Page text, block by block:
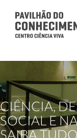
CIÊNCIA,
SOCIAL E
SAIBA